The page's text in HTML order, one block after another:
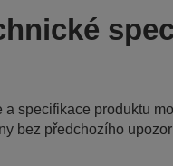
a specifikace produktu
bez předchozího